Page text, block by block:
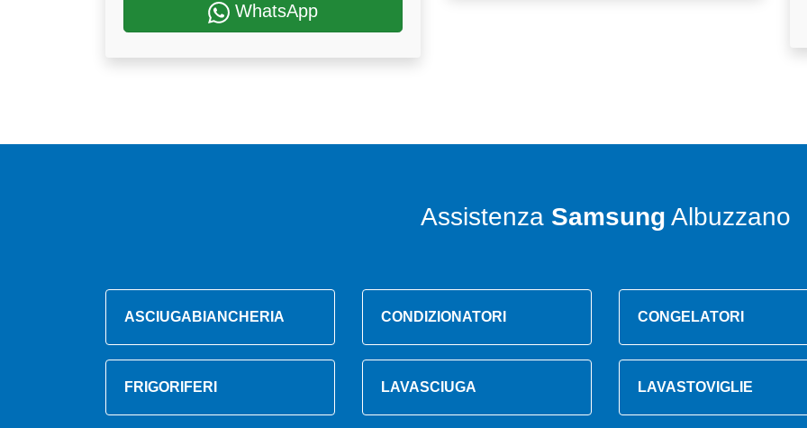
WhatsApp
Assistenza Samsung Albuzzano
ASCIUGABIANCHERIA CONDIZIONATORI CONGELATORI
FRIGORIFERI LAVASCIUGA LAVASTOVIGLIE